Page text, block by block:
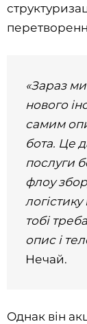
«Зараз
нового
самим
бота. Це
послуги
флоу
тобі
опис і
Нечай.
Однак він